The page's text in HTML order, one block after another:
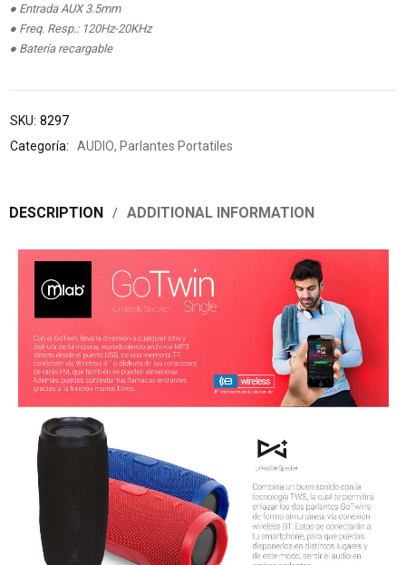
● Entrada AUX 3.5mm
● Freq. Resp.: 120Hz-20KHz
● Batería recargable
SKU: 8297
Categoría:
AUDIO, Parlantes Portatiles
DESCRIPTION ADDITIONAL INFORMATION